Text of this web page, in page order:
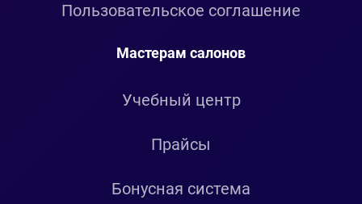
Пользовательское соглашение
Мастерам салонов
Учебный центр
Прайсы
Бонусная система